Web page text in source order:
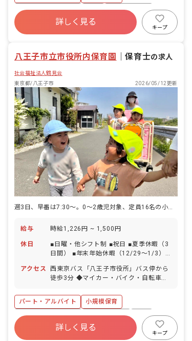
ボーナス・賞与あり
有給
福利厚生充実
昇給昇進あり
産休育休制度
社会福祉法人
詳しく見る
キープ
八王子市立市役所内保育園 ｜保育士の求人
社会福祉法人鶴見会
東京都/八王子市
2026/05/12更新
給与 時給1,226円 ~ 1,500円
休日
■日曜・他シフト制 ■祝日 ■夏季休暇（3
日間） ■年末年始休暇（12/29～1/3） ■
能） ■産休・育休制度（取得率・復帰率
ともに100％！）
アクセス
西東京バス「八王子市役所」バス停から
徒歩3分 ◆マイカー・バイク・自転車通
料）
パート・アルバイト
小規模保育
ボーナス・賞与あり
社会保険完備
福利厚生充実
退職金制度
産休育休制度
詳しく見る
キープ